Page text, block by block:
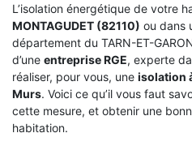
L’isolation énergétique de votre
MONTAGUDET (82110) ou dans
département du TARN-ET-
d’une entreprise RGE, experte
réaliser, pour vous, une isolation
Murs. Voici ce qu’il vous faut
cette mesure, et obtenir une
habitation.